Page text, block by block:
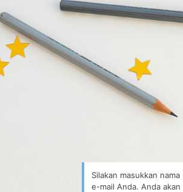
Silakan masukkan
e-mail Anda. Anda